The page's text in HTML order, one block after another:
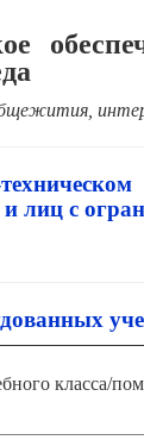
лиц с
класса/